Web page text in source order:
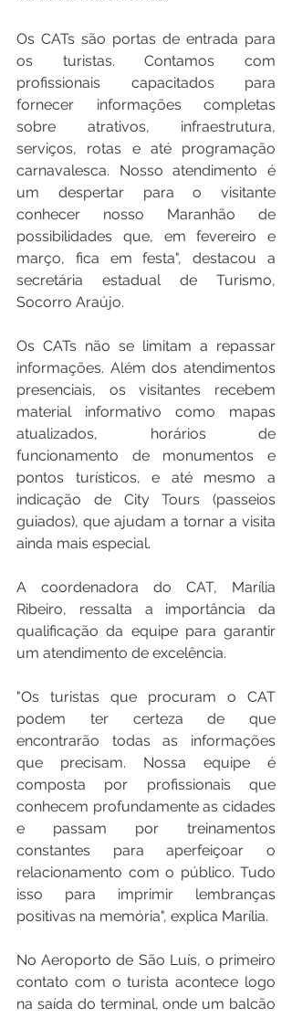
Os CATs são portas de entrada para
os turistas. Contamos com
profissionais capacitados para
fornecer informações completas
sobre atrativos, infraestrutura,
serviços, rotas e até programação
carnavalesca. Nosso atendimento é
um despertar para o visitante
conhecer nosso Maranhão de
possibilidades que, em fevereiro e
março, fica em festa", destacou a
secretária estadual de Turismo,
Socorro Araújo.
Os CATs não se limitam a repassar
informações. Além dos atendimentos
presenciais, os visitantes recebem
material informativo como mapas
atualizados, horários de
funcionamento de monumentos e
pontos turísticos, e até mesmo a
indicação de City Tours (passeios
guiados), que ajudam a tornar a visita
ainda mais especial.
A coordenadora do CAT, Marília
Ribeiro, ressalta a importância da
qualificação da equipe para garantir
um atendimento de excelência.
"Os turistas que procuram o CAT
podem ter certeza de que
encontrarão todas as informações
que precisam. Nossa equipe é
composta por profissionais que
conhecem profundamente as cidades
e passam por treinamentos
constantes para aperfeiçoar o
relacionamento com o público. Tudo
isso para imprimir lembranças
positivas na memória", explica Marília.
No Aeroporto de São Luís, o primeiro
contato com o turista acontece logo
na saída do terminal, onde um balcão